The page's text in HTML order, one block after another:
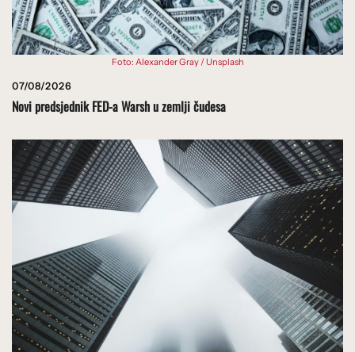
Foto: Alexander Gray / Unsplash
07/08/2026
Novi predsjednik FED-a Warsh u zemlji čudesa